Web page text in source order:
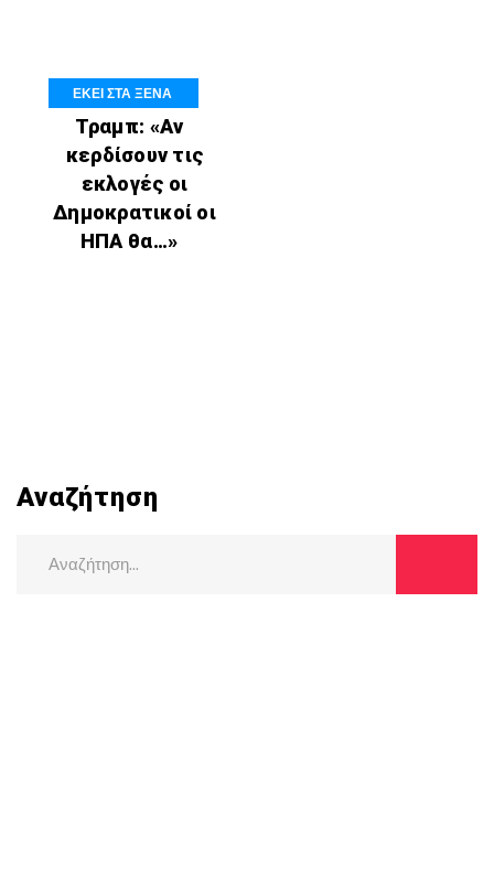
ΕΚΕΙ ΣΤΑ ΞΕΝΑ
Τραμπ: «Αν
κερδίσουν τις
εκλογές οι
Δημοκρατικοί οι
ΗΠΑ θα…»
Αναζήτηση